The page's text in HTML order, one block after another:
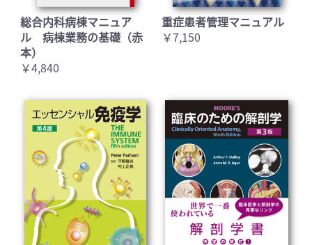
総合内科病棟マニュア
ル 病棟業務の基礎（赤
本）
￥4,840
重症患者管理マニュアル
￥7,150